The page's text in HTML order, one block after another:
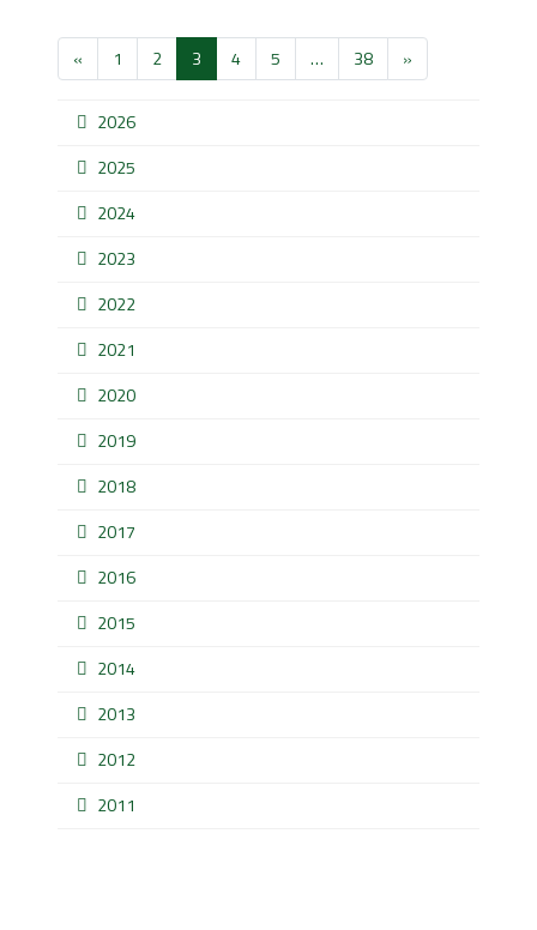
« 1 2 3 4 5 … 38 »
2026
2025
2024
2023
2022
2021
2020
2019
2018
2017
2016
2015
2014
2013
2012
2011